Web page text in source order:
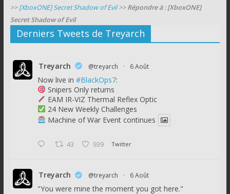
>>[XboxONE] Secret Shadow of Evil>>Répondre à : [XboxONE]
Secret Shadow of Evil
Derniers Tweets de Treyarch
Treyarch @treyarch · 6 Août
Now live in #BlackOps7:
Snipers Only returns
EAM IR-VIZ Thermal Reflex Optic
24 New Weekly Challenges
Machine of War Event continues
43 939 Twitter
Treyarch @treyarch · 6 Août
"You were mine the moment you got here."